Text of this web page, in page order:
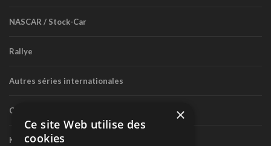
NASCAR / Stock-Car
Rallye
Autres séries internationales
Circuit routier canadien
Karting
×
Ce site Web utilise des
cookies